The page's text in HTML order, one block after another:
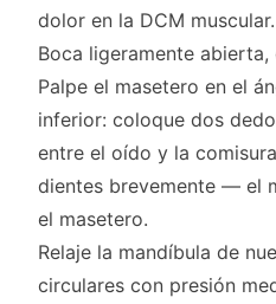
dolor en la DCM muscular.
Boca ligeramente
Palpe el masetero en el
inferior: coloque dos
entre el oído y la
dientes brevemente — el
el masetero.
Relaje la mandíbula de
circulares con presión